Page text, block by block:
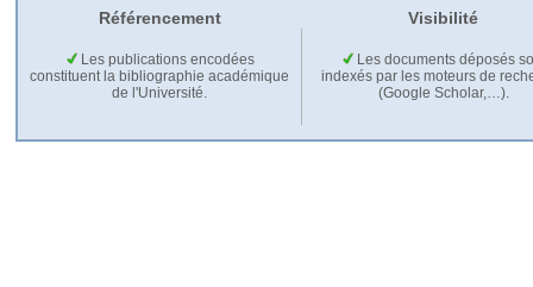
Référencement Visibilité
Les publications encodées
constituent la bibliographie académique
de l'Université.
Les documents déposés
indexés par les moteurs de
(Google Scholar,…).